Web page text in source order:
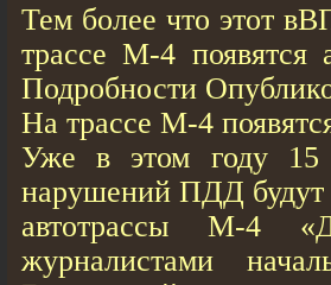
Тем более что этот
трассе М-4 появятся
Подробности
На трассе М-4
Уже в этом году 15
нарушений ПДД будут
автотрассы М-4
журналистами